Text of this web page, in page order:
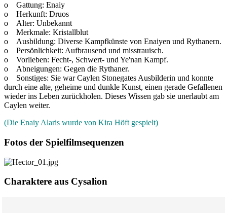
o Gattung: Enaiy
o Herkunft: Druos
o Alter: Unbekannt
o Merkmale: Kristallblut
o Ausbildung: Diverse Kampfkünste von Enaiyen und Rythanern.
o Persönlichkeit: Aufbrausend und misstrauisch.
o Vorlieben: Fecht-, Schwert- und Ye'nan Kampf.
o Abneigungen: Gegen die Rythaner.
o Sonstiges: Sie war Caylen Stonegates Ausbilderin und konnte
durch eine alte, geheime und dunkle Kunst, einen gerade Gefallenen
wieder ins Leben zurückholen. Dieses Wissen gab sie unerlaubt am
Caylen weiter.
(Die Enaiy Alaris wurde von Kira Höft gespielt)
Fotos der Spielfilmsequenzen
Charaktere aus Cysalion